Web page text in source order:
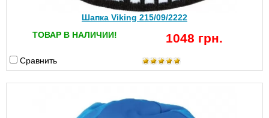
Шапка Viking 215/09/2222
ТОВАР В НАЛИЧИИ!
1048 грн.
Сравнить